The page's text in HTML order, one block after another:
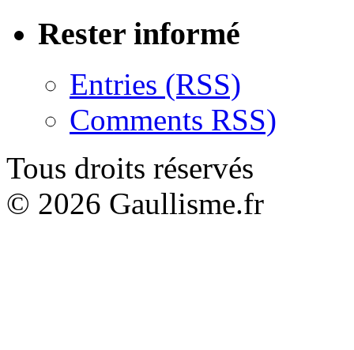
Rester informé
Entries (RSS)
Comments RSS)
Tous droits réservés
© 2026 Gaullisme.fr